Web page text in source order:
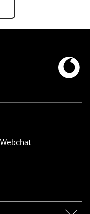
Webchat